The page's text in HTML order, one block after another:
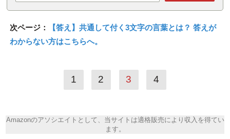
次ページ：
【答え】共通して付く3文字の言葉とは？ 答えが
わからない方はこちらへ。
1 2 3 4
Amazonのアソシエイトとして、当サイトは適格販売により収入を得てい
ます。